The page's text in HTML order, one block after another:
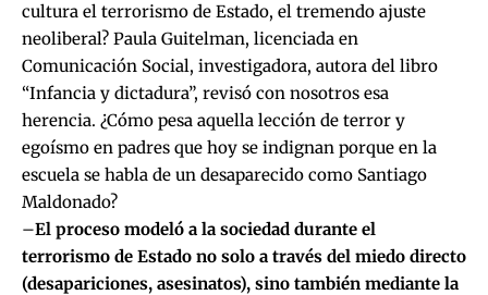
cultura el terrorismo de Estado, el tremendo ajuste
neoliberal? Paula Guitelman, licenciada en
Comunicación Social, investigadora, autora del libro
“Infancia y dictadura”, revisó con nosotros esa
herencia. ¿Cómo pesa aquella lección de terror y
egoísmo en padres que hoy se indignan porque en la
escuela se habla de un desaparecido como Santiago
Maldonado?
–El proceso modeló a la sociedad durante el
terrorismo de Estado no solo a través del miedo directo
(desapariciones, asesinatos), sino también mediante la